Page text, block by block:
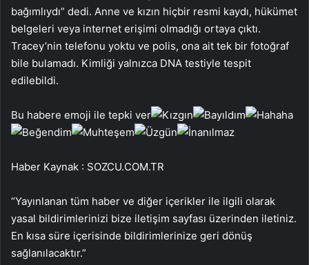
bağımlıydı” dedi. Anne ve kızın hiçbir resmi kaydı, hükümet
belgeleri veya internet erişimi olmadığı ortaya çıktı.
Tracey’nin telefonu yoktu ve polis, ona ait tek bir fotoğraf
bile bulamadı. Kimliği yalnızca DNA testiyle tespit
edilebildi.
Bu habere emoji ile tepki ver
Haber Kaynak : SOZCU.COM.TR
“Yayınlanan tüm haber ve diğer içerikler ile ilgili olarak
yasal bildirimlerinizi bize iletişim sayfası üzerinden iletiniz.
En kısa süre içerisinde bildirimlerinize geri dönüş
sağlanılacaktır.”